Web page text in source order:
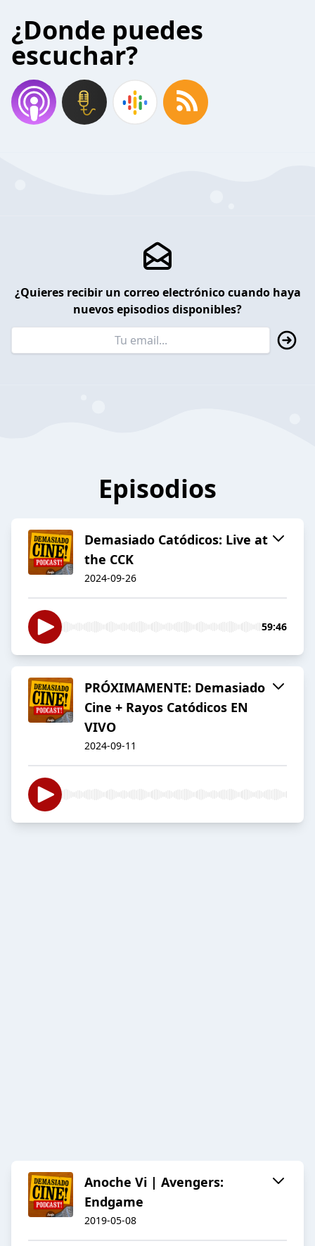
¿Donde puedes
escuchar?
¿Quieres recibir un correo electrónico cuando haya
nuevos episodios disponibles?
Episodios
Demasiado Catódicos: Live at
the CCK
2024-09-26
59:46
PRÓXIMAMENTE: Demasiado
Cine + Rayos Catódicos EN
VIVO
2024-09-11
Anoche Vi | Avengers:
Endgame
2019-05-08